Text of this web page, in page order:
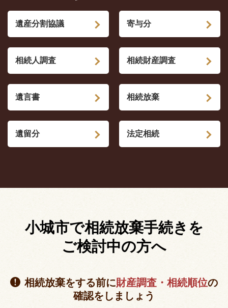
遺産分割協議 寄与分
相続人調査 相続財産調査
遺言書 相続放棄
遺留分 法定相続
小城市で相続放棄手続きを
ご検討中の方へ
相続放棄をする前に財産調査・相続順位の
確認をしましょう